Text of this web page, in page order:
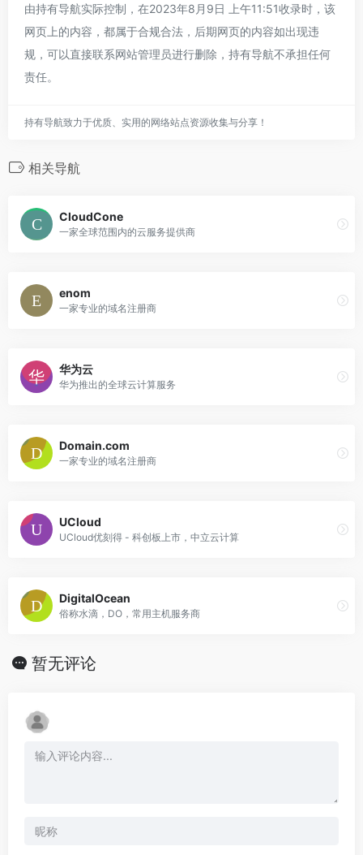
由持有导航实际控制，在2023年8月9日 上午11:51收录时，该
网页上的内容，都属于合规合法，后期网页的内容如出现违
规，可以直接联系网站管理员进行删除，持有导航不承担任何
责任。
持有导航致力于优质、实用的网络站点资源收集与分享！
相关导航
CloudCone
一家全球范围内的云服务提供商
enom
一家专业的域名注册商
华为云
华为推出的全球云计算服务
Domain.com
一家专业的域名注册商
UCloud
UCloud优刻得 - 科创板上市，中立云计算
DigitalOcean
俗称水滴，DO，常用主机服务商
暂无评论